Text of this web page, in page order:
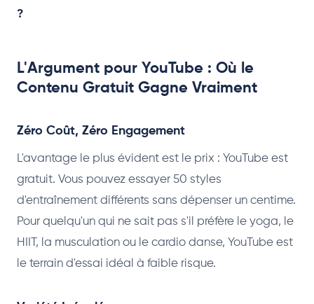
?
L'Argument pour YouTube : Où le
Contenu Gratuit Gagne Vraiment
Zéro Coût, Zéro Engagement
L'avantage le plus évident est le prix : YouTube est
gratuit. Vous pouvez essayer 50 styles
d'entraînement différents sans dépenser un centime.
Pour quelqu'un qui ne sait pas s'il préfère le yoga, le
HIIT, la musculation ou le cardio danse, YouTube est
le terrain d'essai idéal à faible risque.